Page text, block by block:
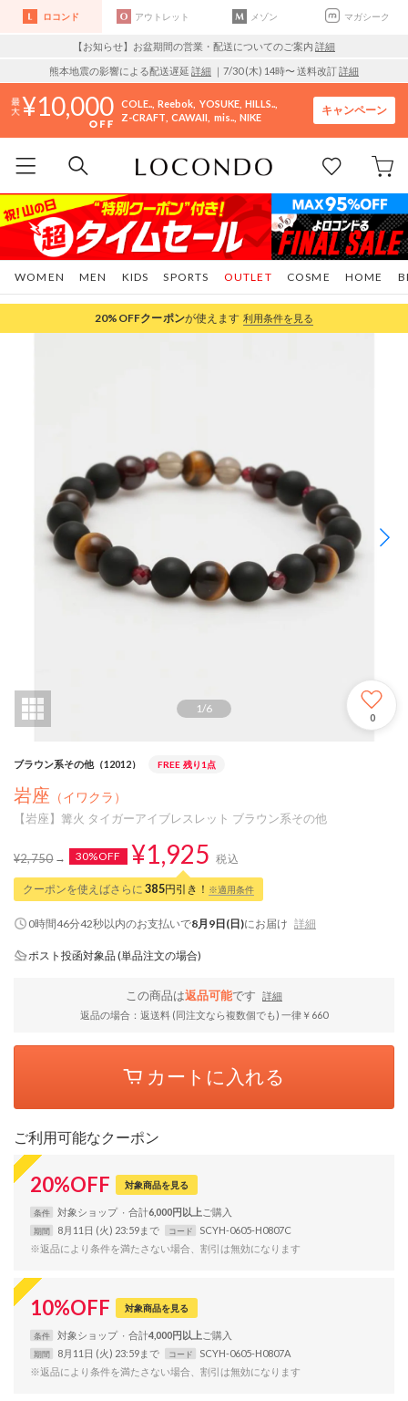
ロコンド アウトレット メゾン マガシーク
【お知らせ】お盆期間の営業・配送についてのご案内 詳細
熊本地震の影響による配送遅延 詳細 ｜7/30 (木) 14時〜 送料改訂詳細
10,000 COLE.. Reebok YOSUKE HILLS..
Z-CRAFT CAWAII mis.. NIKE
キャンペーン
WOMEN MEN KIDS SPORTS COSME HOME
OUTLET
20%OFFクーポンが使えます 利用条件を見る
1/6
0
ブラウン系その他（12012） FREE 残り1点
岩座 （イワクラ）
【岩座】篝火 タイガーアイブレスレット ブラウン系その他
¥2,750 30%OFF ¥1,925 税込
クーポンを使えばさらに 385円引き！ ※適用条件
0時間46分41秒以内のお支払いで8月9日(日)にお届け 詳細
ポスト投函対象品 (単品注文の場合)
この商品は返品可能です
詳細
返品の場合：返送料 (同注文なら複数個でも) 一律￥660
カートに入れる
ご利用可能なクーポン
20%OFF 対象商品を見る
条件 対象ショップ 合計6,000円以上
期間 8月11日 (火) 23:59まで コード
SCYH-0605-H0807C
※返品により条件を満たさない場合、割引は無効になります
10%OFF 対象商品を見る
条件 対象ショップ 合計4,000円以上
期間 8月11日 (火) 23:59まで コード
SCYH-0605-H0807A
※返品により条件を満たさない場合、割引は無効になります